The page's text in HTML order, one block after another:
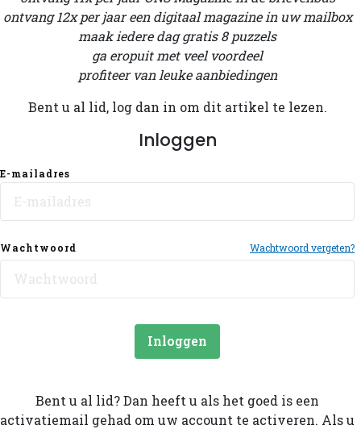
ontvang 12x per jaar een digitaal magazine in uw mailbox
maak iedere dag gratis 8 puzzels
ga eropuit met veel voordeel
profiteer van leuke aanbiedingen
Bent u al lid, log dan in om dit artikel te lezen.
Inloggen
E-mailadres
Wachtwoord Wachtwoord vergeten?
Inloggen
Bent u al lid? Dan heeft u als het goed is een
activatiemail gehad om uw account te activeren. Als u